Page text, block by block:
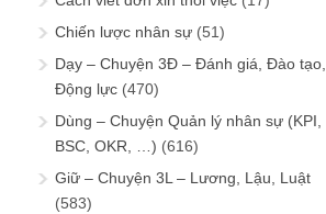
Chiến lược nhân sự (51)
Dạy – Chuyện 3Đ – Đánh giá, Đào tạo,
Động lực (470)
Dùng – Chuyện Quản lý nhân sự (KPI,
BSC, OKR, …) (616)
Giữ – Chuyện 3L – Lương, Lậu, Luật
(583)